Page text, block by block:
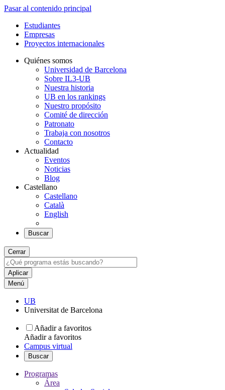
Pasar al contenido principal
Estudiantes
Empresas
Proyectos internacionales
Quiénes somos
Universidad de Barcelona
Sobre IL3-UB
Nuestra historia
UB en los rankings
Nuestro propósito
Comité de dirección
Patronato
Trabaja con nosotros
Contacto
Actualidad
Eventos
Noticias
Blog
Castellano
Castellano
Català
English
Buscar
Cerrar
Menú
UB
Universitat de Barcelona
Añadir a favoritos
Añadir a favoritos
Campus virtual
Buscar
Programas
Área